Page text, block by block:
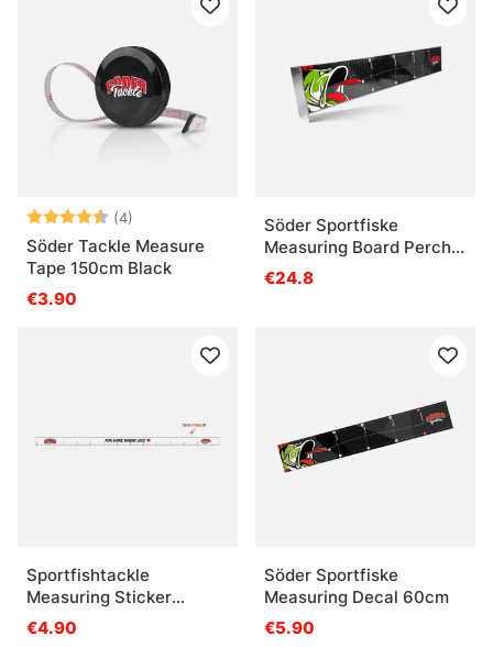
Arvio: (4)
4.5 5:sta tähdestä
Söder Tackle Measure
Tape 150cm Black
€3.90
Söder Sportfiske
Measuring Board Perch
60cm
€24.8
Sportfishtackle
Measuring Sticker
Transparent - 136x5cm
€4.90
Söder Sportfiske
Measuring Decal 60cm
€5.90